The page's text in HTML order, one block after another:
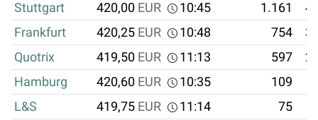
Stuttgart
420,00 EUR 10:45 1.161
Frankfurt
420,25 EUR 10:48 754
Quotrix
419,50 EUR 11:13 597
Hamburg
420,60 EUR 10:35 109
L&S
419,75 EUR 11:14 75